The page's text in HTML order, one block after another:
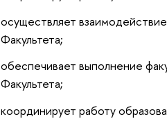
осуществляет
Факультета;
обеспечивает выполнение
Факультета;
координирует работу